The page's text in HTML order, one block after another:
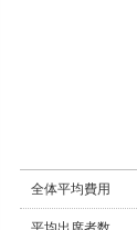
全体平均費用